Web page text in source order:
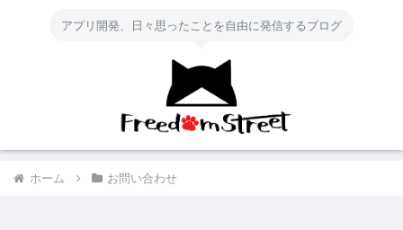
アプリ開発、日々思ったことを自由に発信するブログ
ホーム お問い合わせ